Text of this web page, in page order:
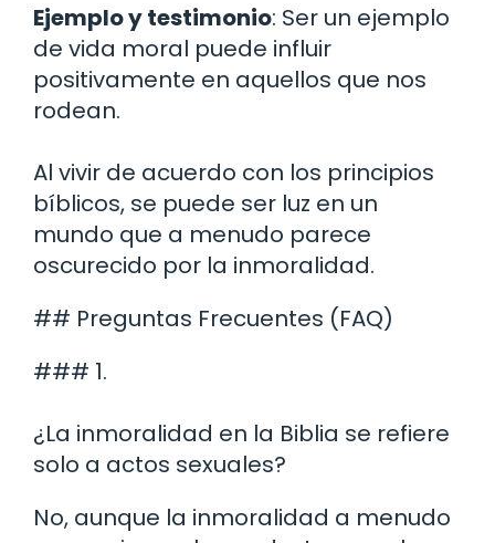
Ejemplo y testimonio: Ser un ejemplo
de vida moral puede influir
positivamente en aquellos que nos
rodean.
Al vivir de acuerdo con los principios
bíblicos, se puede ser luz en un
mundo que a menudo parece
oscurecido por la inmoralidad.
## Preguntas Frecuentes (FAQ)
### 1.
¿La inmoralidad en la Biblia se refiere
solo a actos sexuales?
No, aunque la inmoralidad a menudo